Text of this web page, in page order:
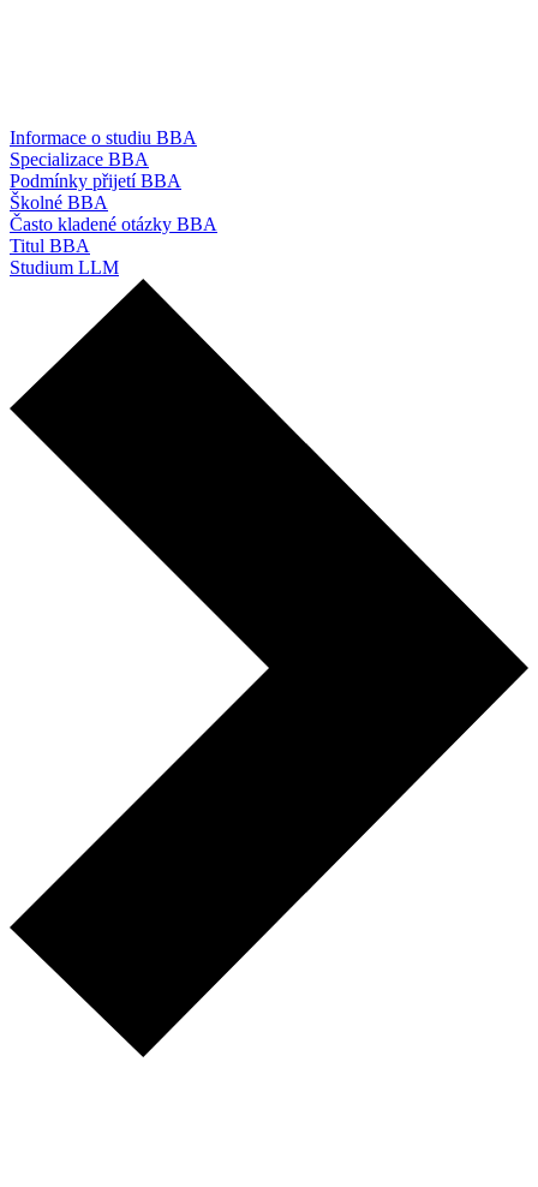
Informace o studiu BBA
Specializace BBA
Podmínky přijetí BBA
Školné BBA
Často kladené otázky BBA
Titul BBA
Studium LLM